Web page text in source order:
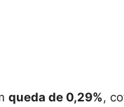
queda de 0,29%,